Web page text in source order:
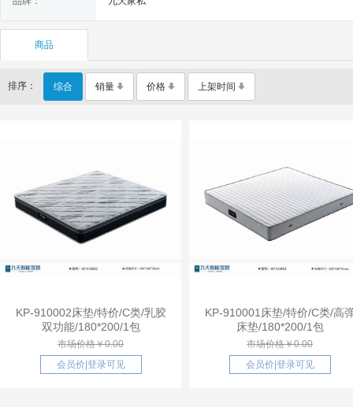
商品
排序： 综合 销量 价格 上架时间
KP-910002床垫/特价/C类/乳胶
双功能/180*200/1包
市场价格￥0.00
会员价 登录可见
KP-910001床垫/特价/C类/高
床垫/180*200/1包
市场价格￥0.00
会员价 登录可见